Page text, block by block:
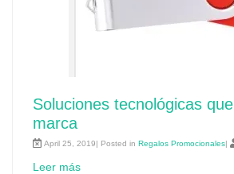
Soluciones tecnológicas
marca
April 25, 2019| Posted in Regalos Promocionales|
Leer más